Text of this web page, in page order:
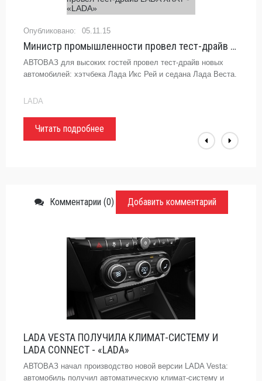
05.11.15
Министр промышленности провел тест-драйв LADA XRAY - «LADA»
АВТОВАЗ для высоких гостей провел тест-драйв новых
автомобилей: хэтчбека Лада Икс Рей и седана Лада Веста.
LADA
Читать подробнее
Комментарии (0) Добавить комментарий
LADA VESTA ПОЛУЧИЛА КЛИМАТ-СИСТЕМУ И
LADA CONNECT - «LADA»
АВТОВАЗ начал производство новой версии LADA Vesta:
автомобиль получил автоматическую климат-систему и